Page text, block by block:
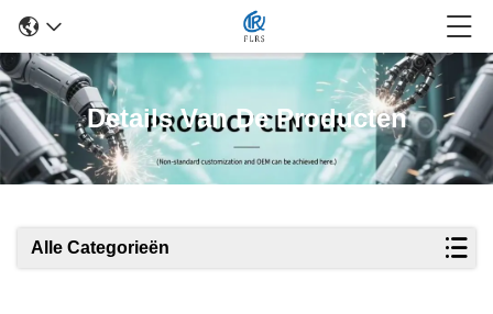
Details Van De Producten
Alle Categorieën